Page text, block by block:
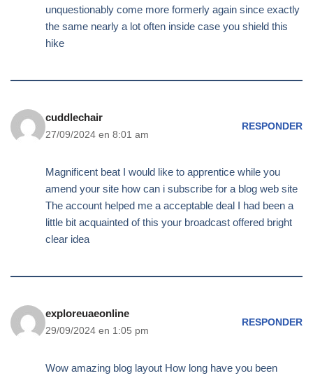
unquestionably come more formerly again since exactly
the same nearly a lot often inside case you shield this
hike
cuddlechair
27/09/2024 en 8:01 am
RESPONDER
Magnificent beat I would like to apprentice while you
amend your site how can i subscribe for a blog web site
The account helped me a acceptable deal I had been a
little bit acquainted of this your broadcast offered bright
clear idea
exploreuaeonline
29/09/2024 en 1:05 pm
RESPONDER
Wow amazing blog layout How long have you been